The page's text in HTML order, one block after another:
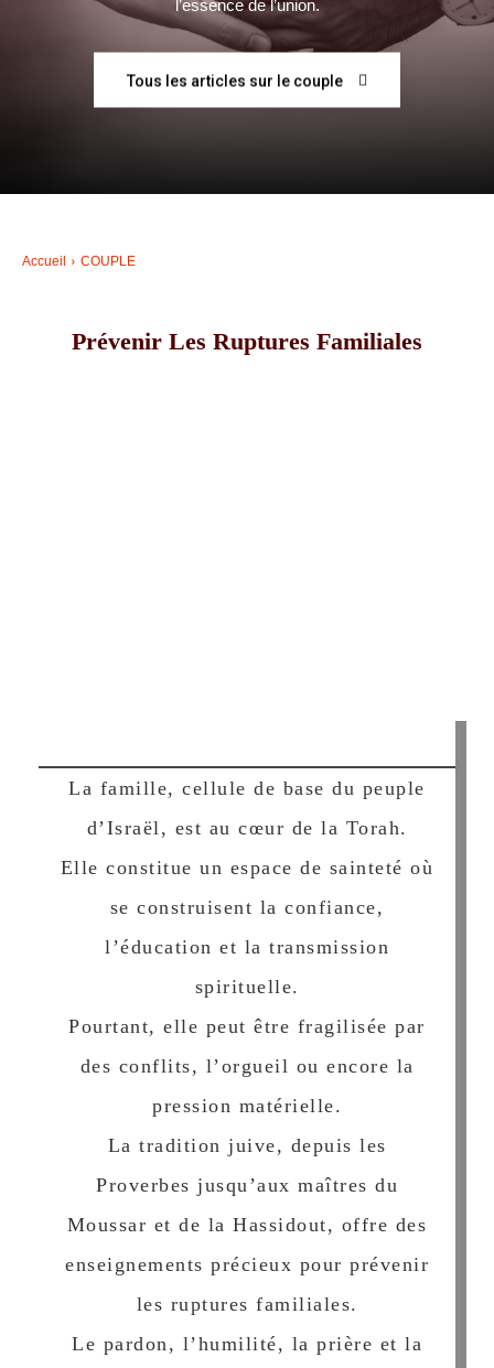
–
l’essence de l’union.
Tous les articles sur le couple
Accueil COUPLE
Prévenir Les Ruptures Familiales
La famille, cellule de base du peuple
d’Israël, est au cœur de la Torah.
Elle constitue un espace de sainteté où
se construisent la confiance,
l’éducation et la transmission
spirituelle.
Pourtant, elle peut être fragilisée par
des conflits, l’orgueil ou encore la
pression matérielle.
La tradition juive, depuis les
Proverbes jusqu’aux maîtres du
Moussar et de la Hassidout, offre des
enseignements précieux pour prévenir
les ruptures familiales.
Le pardon, l’humilité, la prière et la